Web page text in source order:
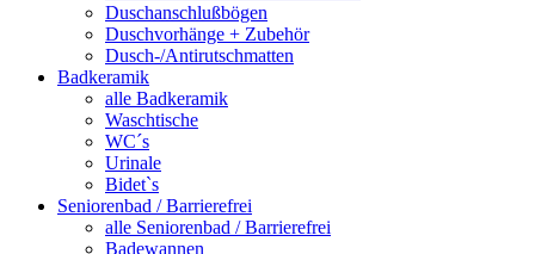
Duschanschlußbögen
Duschvorhänge + Zubehör
Dusch-/Antirutschmatten
Badkeramik
alle Badkeramik
Waschtische
WC´s
Urinale
Bidet`s
Seniorenbad / Barrierefrei
alle Seniorenbad / Barrierefrei
Badewannen